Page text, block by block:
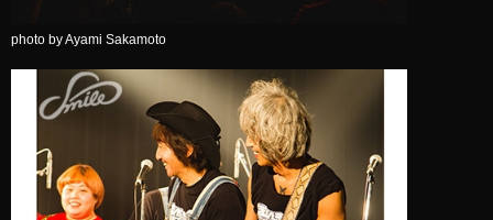
photo by Ayami Sakamoto